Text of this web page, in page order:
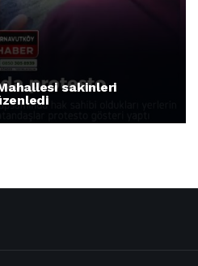
sakinleri